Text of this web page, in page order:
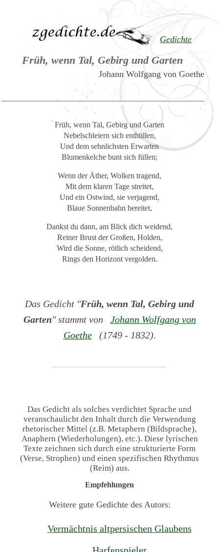
Gedichte
Früh, wenn Tal, Gebirg und Garten
Johann Wolfgang von Goethe
Früh, wenn Tal, Gebirg und Garten
Nebelschleiern sich enthüllen,
Und dem sehnlichsten Erwarten
Blumenkelche bunt sich füllen;
Wenn der Äther, Wolken tragend,
Mit dem klaren Tage streitet,
Und ein Ostwind, sie verjagend,
Blaue Sonnenbahn bereitet,
Dankst du dann, am Blick dich weidend,
Reiner Brust der Großen, Holden,
Wird die Sonne, rötlich scheidend,
Rings den Horizont vergolden.
Das Gedicht "Früh, wenn Tal, Gebirg und
Garten" stammt von
Johann Wolfgang von
Goethe(1749 - 1832).
Das Gedicht als solches verdichtet Sprache und
veranschaulicht den Inhalt durch die Verwendung
rhetorischer Mittel (z.B. Metaphern (Bildsprache),
Anaphern (Wiederholungen), etc.). Diese lyrischen
Texte zeichnen sich durch eine strukturierte Form
(Verse, Strophen) und einen spezifischen Rhythmus
(Reim) aus.
Empfehlungen
Weitere gute Gedichte des Autors:
Vermächtnis altpersischen Glaubens